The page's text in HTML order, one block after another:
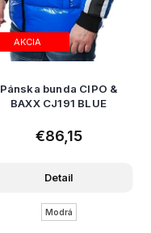
AKCIA
Pánska bunda CIPO &
BAXX CJ191 BLUE
€86,15
Detail
Modrá